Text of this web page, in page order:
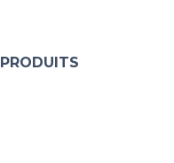
PRODUITS